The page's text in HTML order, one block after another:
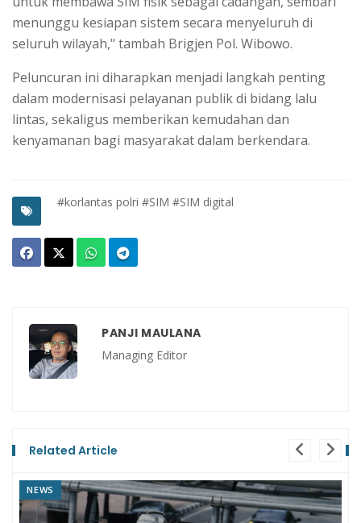
menunggu kesiapan sistem secara menyeluruh di
seluruh wilayah," tambah Brigjen Pol. Wibowo.
Peluncuran ini diharapkan menjadi langkah penting
dalam modernisasi pelayanan publik di bidang lalu
lintas, sekaligus memberikan kemudahan dan
kenyamanan bagi masyarakat dalam berkendara.
#korlantas polri #SIM #SIM digital
PANJI MAULANA
Managing Editor
Related Article
NEWS